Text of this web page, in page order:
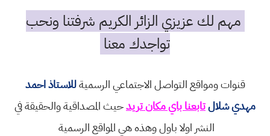
مهم لك عزيزي الزائر الكريم شرفتنا ونحب
تواجدك معنا
قنوات ومواقع التواصل الاجتماعي الرسميةللاستاذ احمد
مهدي شلالتابعنا باي مكان تريدحيث المصداقية والحقيقة في
النشر اولا باول وهذه هي المواقع الرسمية